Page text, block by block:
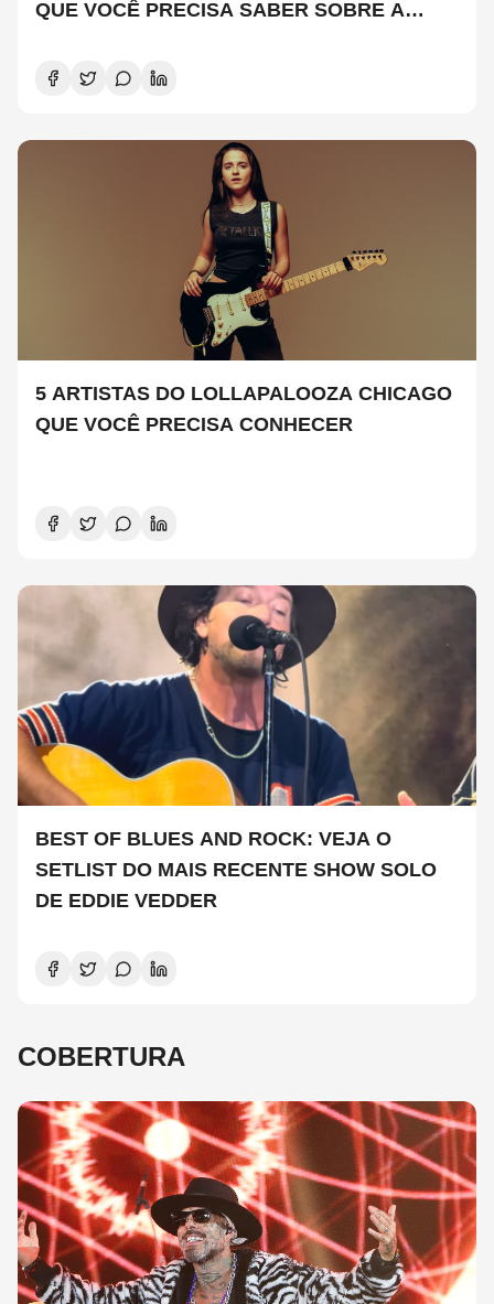
QUE VOCÊ PRECISA SABER SOBRE A
5 ARTISTAS DO LOLLAPALOOZA CHICAGO
QUE VOCÊ PRECISA CONHECER
BEST OF BLUES AND ROCK: VEJA O
SETLIST DO MAIS RECENTE SHOW SOLO
DE EDDIE VEDDER
COBERTURA